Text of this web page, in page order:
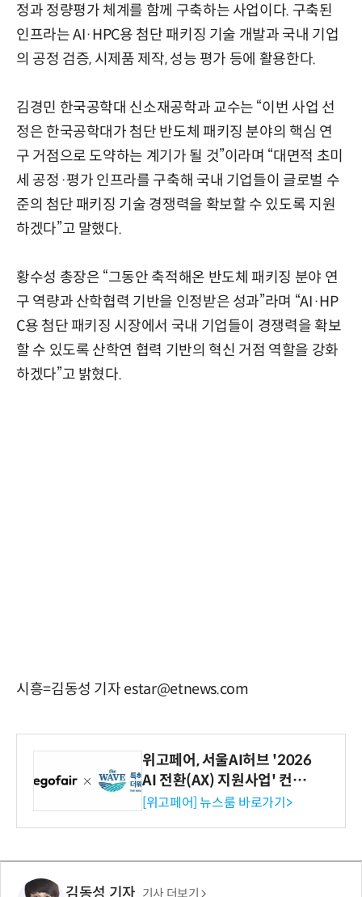
정과 정량평가 체계를 함께 구축하는 사업이다. 구축된
인프라는 AI·HPC용 첨단 패키징 기술 개발과 국내 기업
의 공정 검증, 시제품 제작, 성능 평가 등에 활용한다.
김경민 한국공학대 신소재공학과 교수는 “이번 사업 선
정은 한국공학대가 첨단 반도체 패키징 분야의 핵심 연
구 거점으로 도약하는 계기가 될 것”이라며 “대면적 초미
세 공정·평가 인프라를 구축해 국내 기업들이 글로벌 수
준의 첨단 패키징 기술 경쟁력을 확보할 수 있도록 지원
하겠다”고 말했다.
황수성 총장은 “그동안 축적해온 반도체 패키징 분야 연
구 역량과 산학협력 기반을 인정받은 성과”라며 “AI·HP
C용 첨단 패키징 시장에서 국내 기업들이 경쟁력을 확보
할 수 있도록 산학연 협력 기반의 혁신 거점 역할을 강화
하겠다”고 밝혔다.
시흥=김동성 기자 estar@etnews.com
위고페어, 서울AI허브 '2026
AI 전환(AX) 지원사업' 컨소
시엄 선정
[위고페어] 뉴스룸 바로가기>
김동성 기자 기사 더보기